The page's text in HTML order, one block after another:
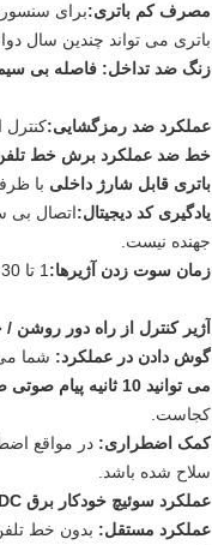
مصرف کم باتری:
باتری می تواند چندین سال دوام
زنگ ضد تداخل: فاصله بی سیم
عملکرد ضد رمزگشایی:
خط ضد عملکرد برش خط
باتری قابل شارژ داخلی با
یادگیری کد دیجیتال:اتصال بی
جهنده نیست.
زمان سوت زدن آژیرها: 1 تا 30 دقیقه قابل برنامه ریزی است
آژیر کنترل از راه دور
گوش دادن در عملکرد: شما می
می توانید 10 ثانیه پیام صوتی ضبط کنید:
کجاست.
کمک اضطراری: در مواقع
سلاح شده باشد.
عملکرد سوئیچ خودکار برق AC / DC:
عملکرد مستقل: بدون خط